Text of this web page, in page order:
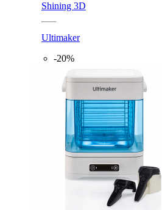
Shining 3D
Ultimaker
-20%